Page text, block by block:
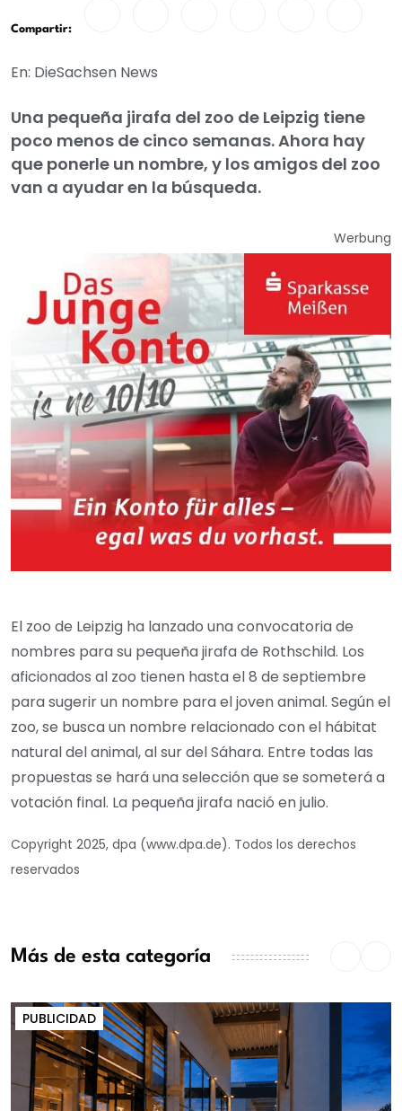
Compartir:
En: DieSachsen News
Una pequeña jirafa del zoo de Leipzig tiene
poco menos de cinco semanas. Ahora hay
que ponerle un nombre, y los amigos del zoo
van a ayudar en la búsqueda.
Werbung
El zoo de Leipzig ha lanzado una convocatoria de
nombres para su pequeña jirafa de Rothschild. Los
aficionados al zoo tienen hasta el 8 de septiembre
para sugerir un nombre para el joven animal. Según el
zoo, se busca un nombre relacionado con el hábitat
natural del animal, al sur del Sáhara. Entre todas las
propuestas se hará una selección que se someterá a
votación final. La pequeña jirafa nació en julio.
Copyright 2025, dpa (www.dpa.de). Todos los derechos
reservados
Más de esta categoría
PUBLICIDAD